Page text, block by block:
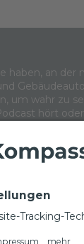
haben, an
um wahr zu
hört